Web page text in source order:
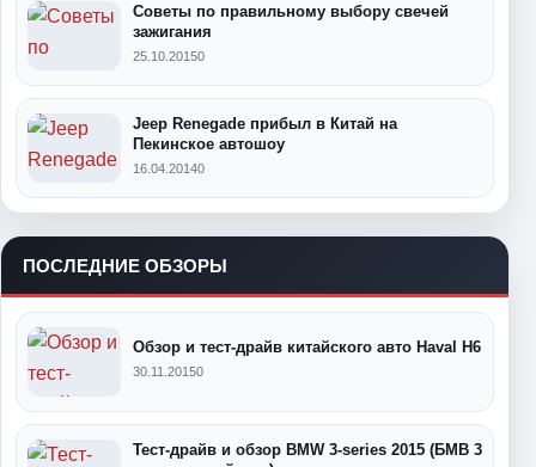
Советы по правильному выбору свечей
зажигания
25.10.20150
Jeep Renegade прибыл в Китай на
Пекинское автошоу
16.04.20140
ПОСЛЕДНИЕ ОБЗОРЫ
Обзор и тест-драйв китайского авто Haval H6
30.11.20150
Тест-драйв и обзор BMW 3-series 2015 (БМВ 3